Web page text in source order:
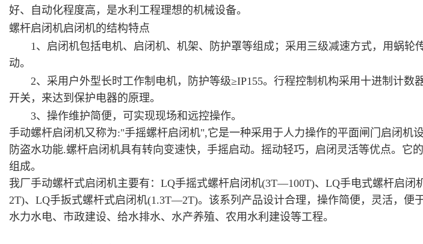
好、自动化程度高，是水利工程理想的机械设备。
螺杆启闭机启闭机的结构特点
1、 启闭机包括电机、 启闭机、机架、防护罩等组成；采用三级减速方式，用蜗
动。
2、采用户外型长时工作制电机，防护等级≥IP155。行程控制机构采用十进制计数
开关，来达到保护电器的原理。
3、操作维护简便，可实现现场和远控操作。
手动螺杆启闭机又称为:"手摇螺杆启闭机",它是一种采用于人力操作的平面闸门 启闭机
防盗水功能.螺杆启闭机具有转向变速快，手摇启动。摇动轻巧，启闭灵活等优点。它
组成。
我厂手动螺杆式启闭机主要有：LQ手摇式螺杆启闭机(3T—100T)、LQ手电式螺杆启闭
2T)、LQ手扳式螺杆式启闭机(1.3T—2T)。该系列产品设计合理，操作简便，灵活，便
水力水电、市政建设、给水排水、水产养殖、农用水利建设等工程。